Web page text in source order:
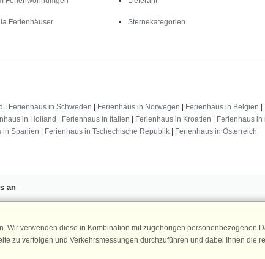
Ferienhäuser Sternekategorien
Ferienhaus in Schweden Ferienhaus in Norwegen Ferienhaus in Belgien
in Holland Ferienhaus in Italien Ferienhaus in Kroatien Ferienhaus in
in Spanien Ferienhaus in Tschechische Republik Ferienhaus in Österreich
an
DanCenter Newsletter an.
und Urlaubstipps!
verwenden diese in Kombination mit zugehörigen personenbezogenen
zu verfolgen und Verkehrsmessungen durchzuführen und dabei Ihnen die